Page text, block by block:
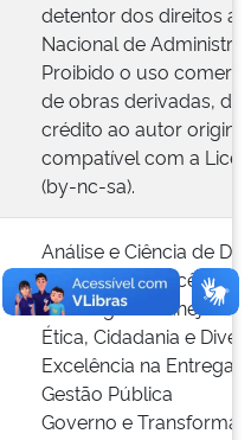
detentor dos direitos
Nacional de
Proibido o uso
de obras derivadas,
crédito ao autor
compatível com a
(by-nc-sa).
Análise e Ciência de
Educação e Docência
Estratégia e
Ética, Cidadania e
Excelência na Entrega
Gestão Pública
Governo e